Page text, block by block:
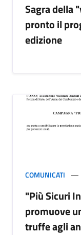
Sagra della
pronto il
edizione
COMUNICATI
"Più Sicuri
promuove
truffe agli